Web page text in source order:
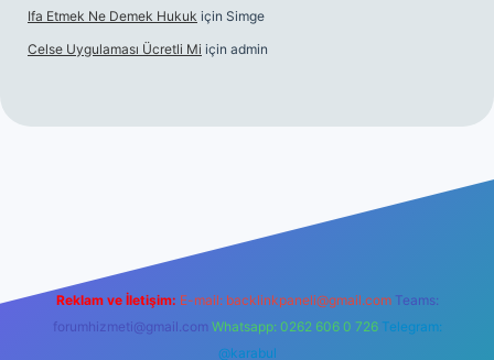
Ifa Etmek Ne Demek Hukuk için Simge
Celse Uygulaması Ücretli Mi için admin
Reklam ve İletişim: E-mail: backlinkpaneli@gmail.com Teams:
forumhizmeti@gmail.com Whatsapp: 0262 606 0 726 Telegram:
@karabul